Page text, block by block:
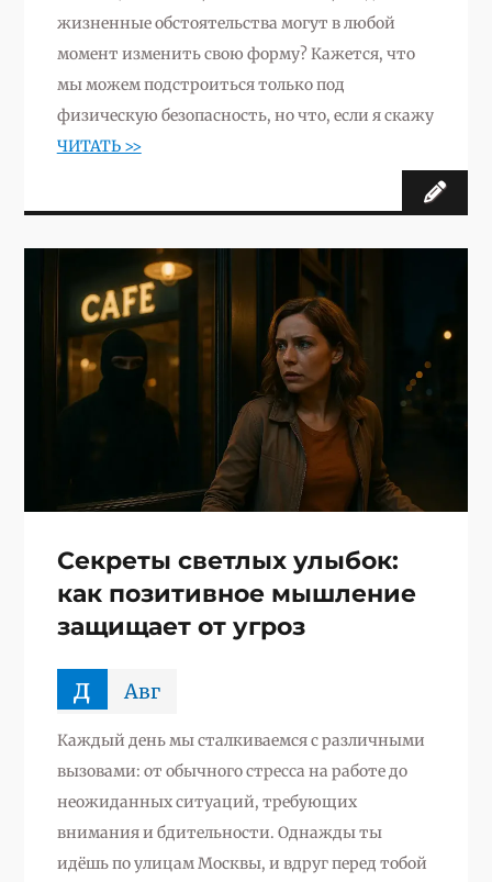
жизненные обстоятельства могут в любой
момент изменить свою форму? Кажется, что
мы можем подстроиться только под
физическую безопасность, но что, если я скажу
ЧИТАТЬ >>
Секреты светлых улыбок:
как позитивное мышление
защищает от угроз
д Авг
Каждый день мы сталкиваемся с различными
вызовами: от обычного стресса на работе до
неожиданных ситуаций, требующих
внимания и бдительности. Однажды ты
идёшь по улицам Москвы, и вдруг перед тобой